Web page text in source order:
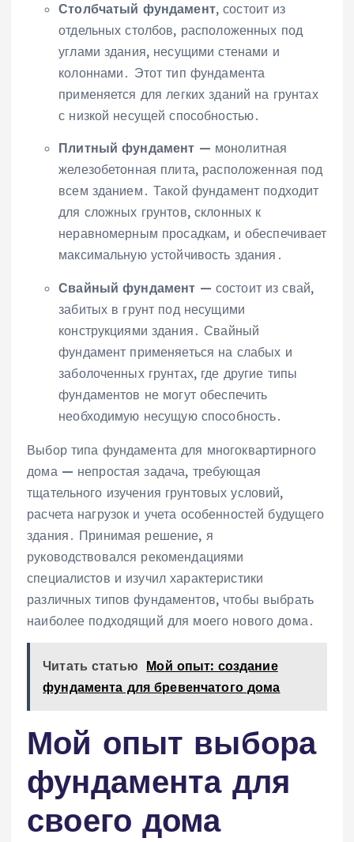
Столбчатый фундамент, состоит из
отдельных столбов, расположенных под
углами здания, несущими стенами и
колоннами․ Этот тип фундамента
применяется для легких зданий на грунтах
с низкой несущей способностью․
Плитный фундамент — монолитная
железобетонная плита, расположенная под
всем зданием․ Такой фундамент подходит
для сложных грунтов, склонных к
неравномерным просадкам, и обеспечивает
максимальную устойчивость здания․
Свайный фундамент — состоит из свай,
забитых в грунт под несущими
конструкциями здания․ Свайный
фундамент применяеться на слабых и
заболоченных грунтах, где другие типы
фундаментов не могут обеспечить
необходимую несущую способность․
Выбор типа фундамента для многоквартирного
дома — непростая задача, требующая
тщательного изучения грунтовых условий,
расчета нагрузок и учета особенностей будущего
здания․ Принимая решение, я
руководствовался рекомендациями
специалистов и изучил характеристики
различных типов фундаментов, чтобы выбрать
наиболее подходящий для моего нового дома․
Читать статью Мой опыт: создание
фундамента для бревенчатого дома
Мой опыт выбора
фундамента для
своего дома